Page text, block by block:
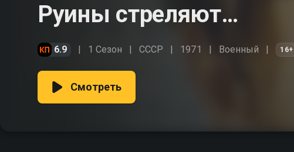
Руины стреляют…
6.9 1 Сезон СССР 1971 Военный 16+
Смотреть